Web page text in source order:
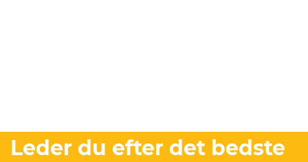
Leder du efter det bedste